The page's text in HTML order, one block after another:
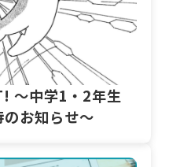
～中学1・2年生
お知らせ～